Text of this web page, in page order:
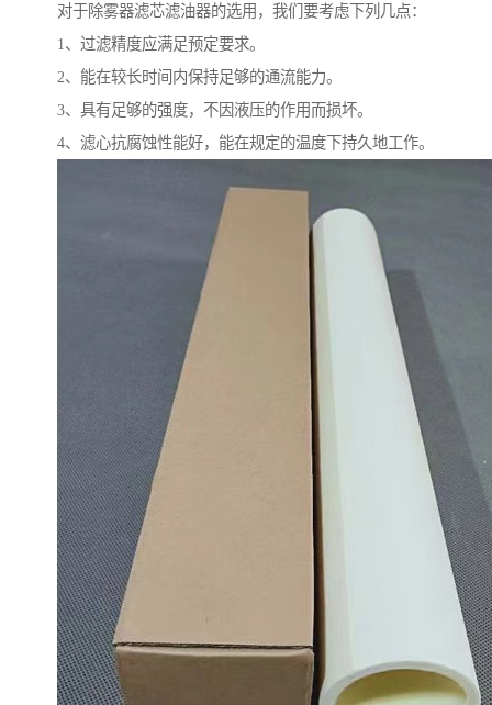
对于除雾器滤芯滤油器的选用，我们要考虑下列几点：
1、过滤精度应满足预定要求。
2、能在较长时间内保持足够的通流能力。
3、具有足够的强度，不因液压的作用而损坏。
4、滤心抗腐蚀性能好，能在规定的温度下持久地工作。